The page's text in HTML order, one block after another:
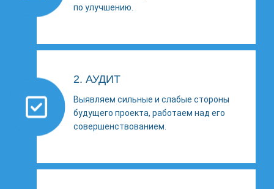
по улучшению.
2. АУДИТ
Выявляем сильные и слабые стороны
будущего проекта, работаем над его
совершенствованием.